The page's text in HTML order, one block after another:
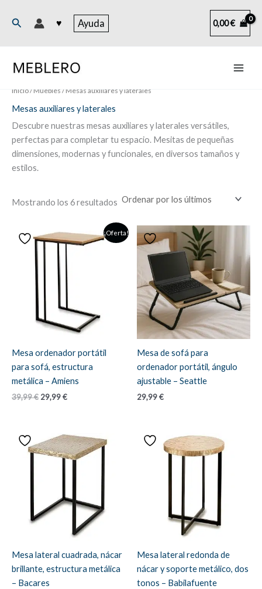
Buscar ♥ Ayuda 0,00€
Inicio/ Muebles / Mesas auxiliares y laterales
Mesas auxiliares y laterales
Descubre nuestras mesas auxiliares y laterales versátiles,
perfectas para completar tu espacio. Mesitas de pequeñas
dimensiones, modernas y funcionales, en diversos tamaños y
estilos.
Mostrando los 6 resultados Ordenado
últimos
¡Oferta!
Mesa ordenador portátil
para sofá, estructura
metálica – Amiens
39,99€ El
39,99 €.
29,99€El
29,99 €.
Mesa de sofá para
ordenador portátil, ángulo
ajustable – Seattle
29,99€
Mesa lateral cuadrada, nácar
brillante, estructura metálica
– Bacares
Mesa lateral redonda de
nácar y soporte metálico, dos
tonos – Babilafuente